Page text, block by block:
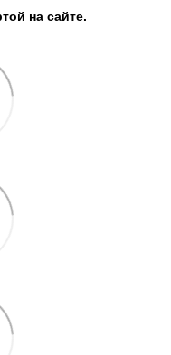
на сайте.